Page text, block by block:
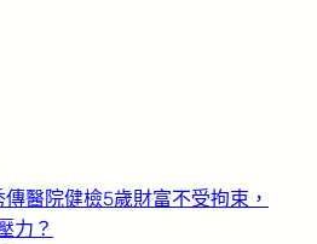
醫院健檢5歲財富不受拘束，
力？